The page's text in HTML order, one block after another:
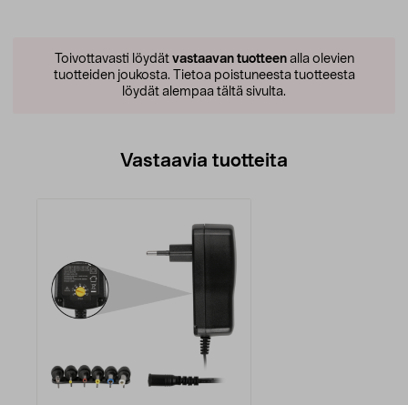
Toivottavasti löydät vastaavan tuotteenalla olevien
tuotteiden joukosta. Tietoa poistuneesta tuotteesta
löydät alempaa tältä sivulta.
Vastaavia tuotteita